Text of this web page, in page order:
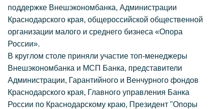
поддержке Внешэкономбанка, Администрации
Краснодарского края, общероссийской общественной
организации малого и среднего бизнеса «Опора
России».
В круглом столе приняли участие топ-менеджеры
Внешэкономбанка и МСП Банка, представители
Администрации, Гарантийного и Венчурного фондов
Краснодарского края, Главного управления Банка
России по Краснодарскому краю, Президент "Опоры